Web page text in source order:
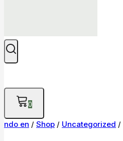
0
ndo en / Shop / Uncategorized /